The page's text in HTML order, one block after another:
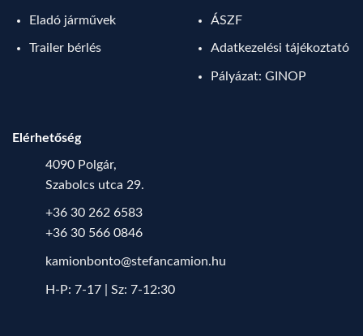
Eladó járművek
Trailer bérlés
ÁSZF
Adatkezelési tájékoztató
Pályázat: GINOP
Elérhetőség
4090 Polgár,
Szabolcs utca 29.
+36 30 262 6583
+36 30 566 0846
kamionbonto@stefancamion.hu
H-P: 7-17 | Sz: 7-12:30